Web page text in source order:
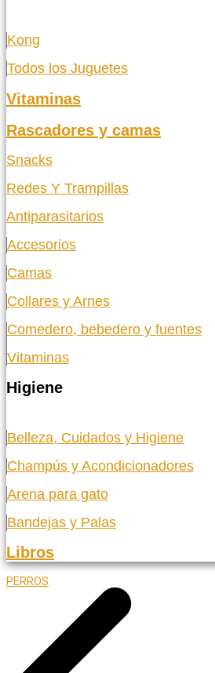
Kong
Todos los Juguetes
Vitaminas
Rascadores y camas
Snacks
Redes Y Trampillas
Antiparasitarios
Accesorios
Camas
Collares y Arnes
Comedero, bebedero y fuentes
Vitaminas
Higiene
Belleza, Cuidados y Higiene
Champús y Acondicionadores
Arena para gato
Bandejas y Palas
Libros
PERROS